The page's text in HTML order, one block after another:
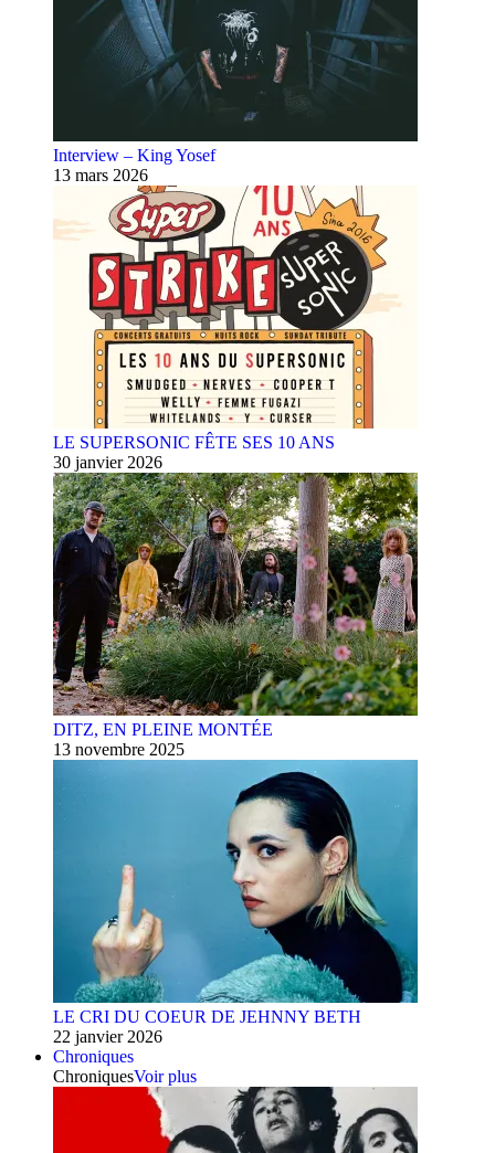
Interview – King Yosef
13 mars 2026
LE SUPERSONIC FÊTE SES 10 ANS
30 janvier 2026
DITZ, EN PLEINE MONTÉE
13 novembre 2025
LE CRI DU COEUR DE JEHNNY BETH
22 janvier 2026
Chroniques
ChroniquesVoir plus